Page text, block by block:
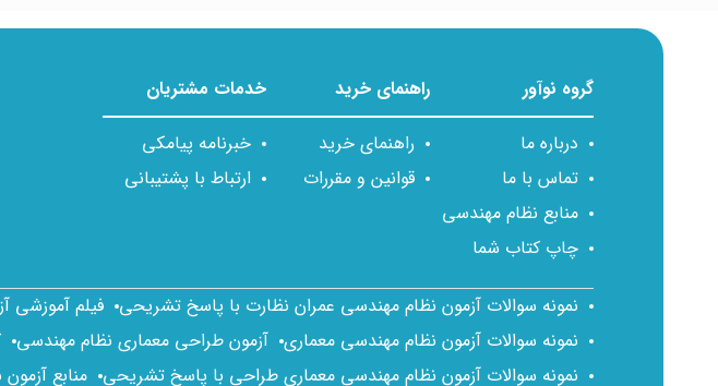
گروه نوآور
درباره ما
تماس با ما
منابع نظام مهندسی
چاپ کتاب شما
راهنمای خرید
راهنمای خرید
قوانین و مقررات
خدمات مشتریان
خبرنامه پیامکی
ارتباط با پشتیبانی
نمونه سوالات آزمون نظام مهندسی عمران نظارت با پاسخ تشریحی فیلم آموزشی
نمونه سوالات آزمون نظام مهندسی معماری آزمون طراحی معماری نظام مهندسی
نمونه سوالات آزمون نظام مهندسی معماری طراحی با پاسخ تشریحی منابع آزمون